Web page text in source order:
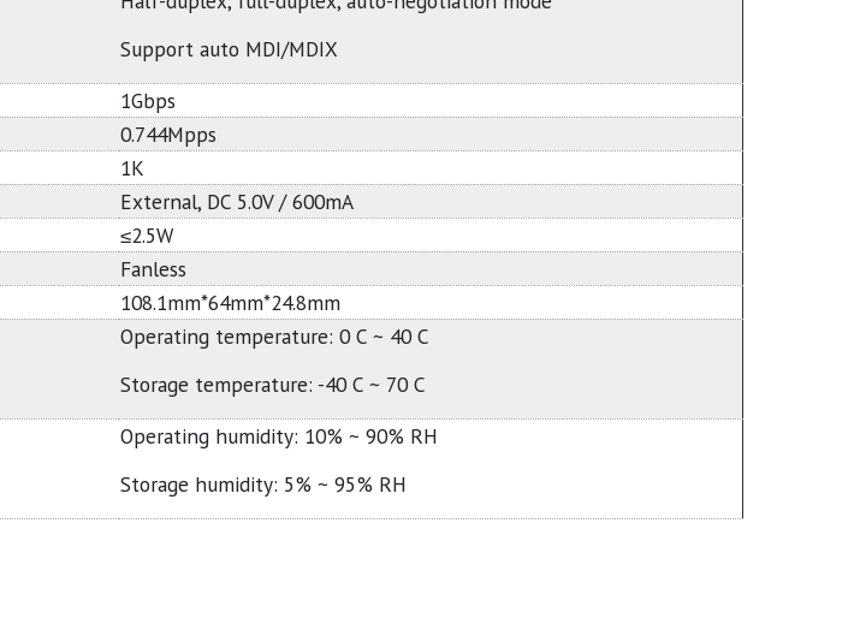
Support auto MDI/MDIX
1Gbps
0.744Mpps
1K
External, DC 5.0V / 600mA
≤2.5W
Fanless
108.1mm*64mm*24.8mm
Operating temperature: 0 C ~ 40 C
Storage temperature: -40 C ~ 70 C
Operating humidity: 10% ~ 90% RH
Storage humidity: 5% ~ 95% RH